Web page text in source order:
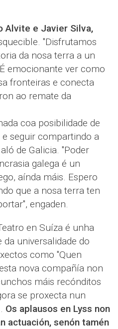
Alvite e Javier Silva,
"Disfrutamos
da nosa terra a un
emocionante ver como
fronteiras e conecta
ao remate da
coa posibilidade de
seguir compartindo a
de Galicia. "Poder
galega é un
aínda máis. Espero
que a nosa terra ten
engaden.
en Suíza é unha
universalidade do
como "Quen
nova compañía non
máis recónditos
se proxecta nun
Os aplausos en Lyss non
actuación, senón tamén